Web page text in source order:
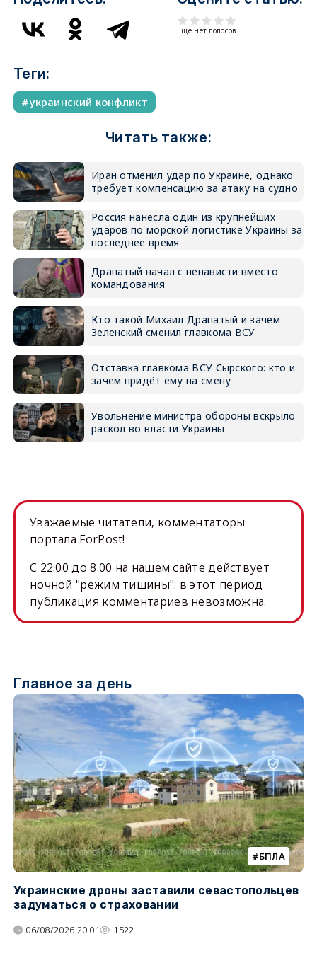
Еще нет голосов
Теги:
украинский конфликт
Читать также:
Иран отменил удар по Украине, однако
требует компенсацию за атаку на судно
Россия нанесла один из крупнейших
ударов по морской логистике Украины за
последнее время
Драпатый начал с ненависти вместо
командования
Кто такой Михаил Драпатый и зачем
Зеленский сменил главкома ВСУ
Отставка главкома ВСУ Сырского: кто и
зачем придёт ему на смену
Увольнение министра обороны вскрыло
раскол во власти Украины
Уважаемые читатели, комментаторы
портала ForPost!
C 22.00 до 8.00 на нашем сайте действует
ночной "режим тишины": в этот период
публикация комментариев невозможна.
Главное за день
БПЛА
Украинские дроны заставили севастопольцев
задуматься о страховании
06/08/2026 20:01 1522